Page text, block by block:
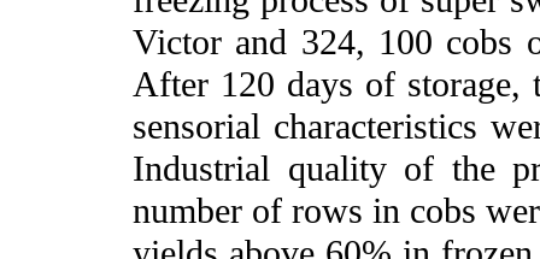
Victor and 324, 100 cobs
After 120 days of storage,
sensorial characteristics
Industrial quality of the
number of rows in cobs